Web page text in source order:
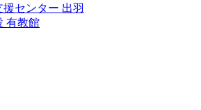
センター 出羽
有教館